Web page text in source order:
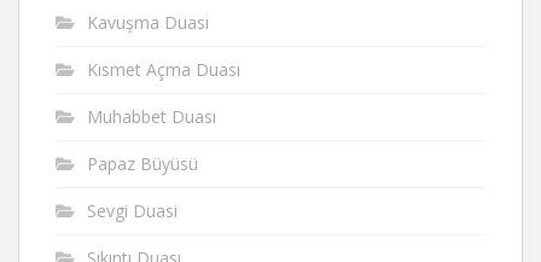
Kavuşma Duası
Kısmet Açma Duası
Muhabbet Duası
Papaz Büyüsü
Sevgi Duasi
Sıkıntı Duası